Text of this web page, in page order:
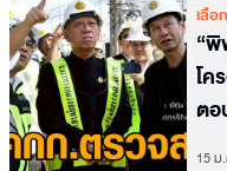
เลือ
“
โค
ตอ
15 ม